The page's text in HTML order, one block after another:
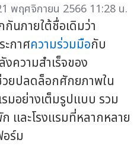
พฤศจิกายน 2566 11:28 น.
นภายใต้ชื่อเดิมว่า
กาศความร่วมมือกับ
ความสำเร็จของ
ยปลดล็อกศักยภาพใน
รมอย่างเต็มรูปแบบ รวม
และโรงแรมที่หลากหลาย
ร์ม